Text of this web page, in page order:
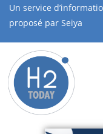
Un service
proposé par Seiya